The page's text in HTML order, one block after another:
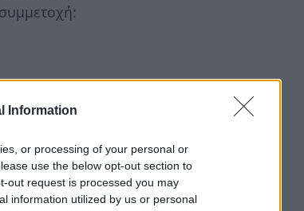
Information
or processing of your personal or
use the below opt-out section to
out request is processed you may
information utilized by us or personal